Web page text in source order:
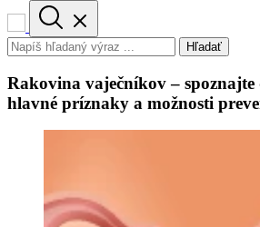
Hľadať
Rakovina vaječníkov –
hlavné príznaky a možnosti